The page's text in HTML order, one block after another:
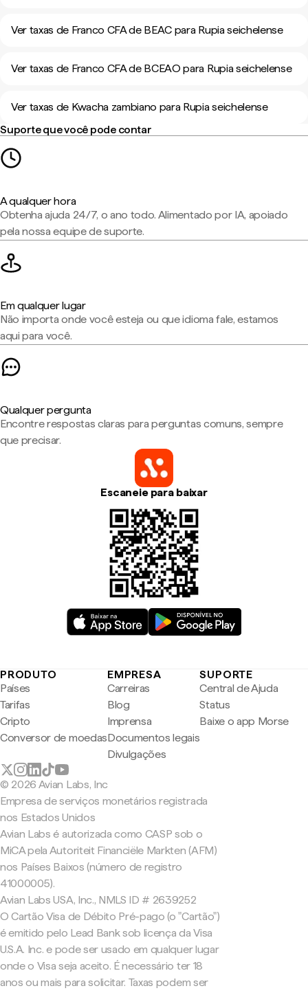
Ver taxas de Franco CFA de BEAC para Rupia seichelense
Ver taxas de Franco CFA de BCEAO para Rupia seichelense
Ver taxas de Kwacha zambiano para Rupia seichelense
Suporte que você pode contar
A qualquer hora
Obtenha ajuda 24/7, o ano todo. Alimentado por IA, apoiado
pela nossa equipe de suporte.
Em qualquer lugar
Não importa onde você esteja ou que idioma fale, estamos
aqui para você.
Qualquer pergunta
Encontre respostas claras para perguntas comuns, sempre
que precisar.
Escaneie para baixar
PRODUTO
Países
Tarifas
Cripto
Conversor de moedas
EMPRESA
Carreiras
Blog
Imprensa
Documentos legais
Divulgações
SUPORTE
Central de Ajuda
Status
Baixe o app Morse
© 2026 Avian Labs, Inc
Empresa de serviços monetários registrada
nos Estados Unidos
Avian Labs é autorizada como CASP sob o
MiCA pela Autoriteit Financiële Markten (AFM)
nos Países Baixos (número de registro
41000005).
Avian Labs USA, Inc., NMLS ID # 2639252
O Cartão Visa de Débito Pré-pago (o "Cartão")
é emitido pelo Lead Bank sob licença da Visa
U.S.A. Inc. e pode ser usado em qualquer lugar
onde o Visa seja aceito. É necessário ter 18
anos ou mais para solicitar. Taxas podem ser